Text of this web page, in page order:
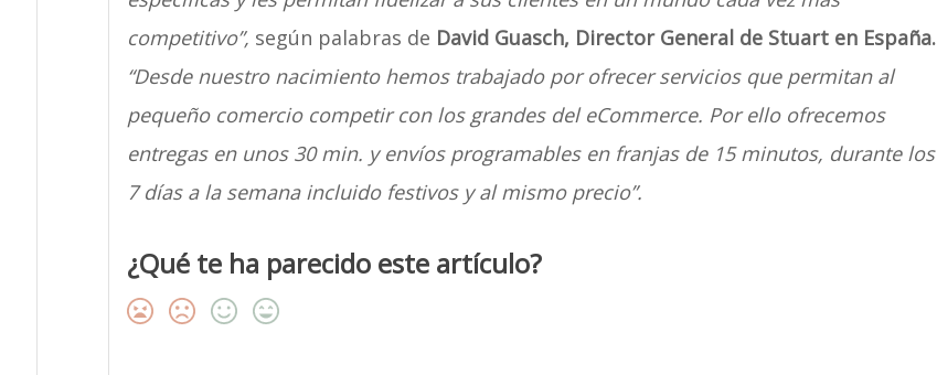
competitivo”, según palabras de David Guasch, Director General de Stuart en España.
“Desde nuestro nacimiento hemos trabajado por ofrecer servicios que permitan al
pequeño comercio competir con los grandes del eCommerce. Por ello ofrecemos
entregas en unos 30 min. y envíos programables en franjas de 15 minutos, durante los
7 días a la semana incluido festivos y al mismo precio”.
¿Qué te ha parecido este artículo?